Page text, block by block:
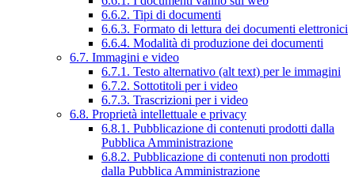
6.6.2. Tipi di documenti
6.6.3. Formato di lettura dei documenti elettronici
6.6.4. Modalità di produzione dei documenti
6.7. Immagini e video
6.7.1. Testo alternativo (alt text) per le immagini
6.7.2. Sottotitoli per i video
6.7.3. Trascrizioni per i video
6.8. Proprietà intellettuale e privacy
6.8.1. Pubblicazione di contenuti prodotti dalla
Pubblica Amministrazione
6.8.2. Pubblicazione di contenuti non prodotti
dalla Pubblica Amministrazione